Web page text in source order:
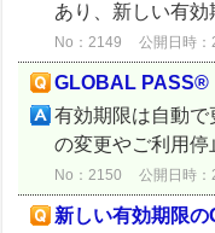
あり、新しい有
No：2149 公開日時
GLOBAL PASS®
有効期限は自動
の変更やご利用
No：2150 公開日時
新しい有効期限